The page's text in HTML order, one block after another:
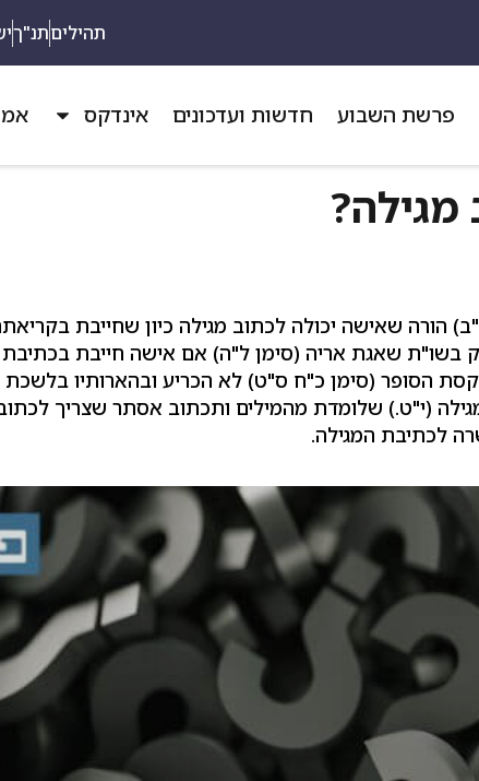
תהיליםתנ"ך
פרשת השבוע חדשות ועדכונים אינדקס
הורה שאישה יכולה לכתוב מגילה כיון שחייבת
בשו"ת שאגת אריה (סימן ל"ה) אם אישה חייבת בכתיבת
הסופר (סימן כ"ח ס"ט) לא הכריע ובהארותיו בלשכת
(י"ט.) שלומדת מהמילים ותכתוב אסתר שצריך
לכתיבת המגילה.